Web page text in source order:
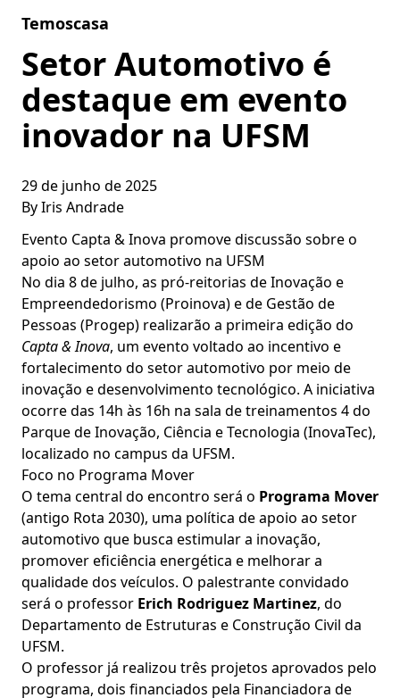
Temoscasa
Setor Automotivo é
destaque em evento
inovador na UFSM
29 de junho de 2025
ByIris Andrade
Evento Capta & Inova promove discussão sobre o
apoio ao setor automotivo na UFSM
No dia 8 de julho, as pró-reitorias de Inovação e
Empreendedorismo (Proinova) e de Gestão de
Pessoas (Progep) realizarão a primeira edição do
Capta & Inova, um evento voltado ao incentivo e
fortalecimento do setor automotivo por meio de
inovação e desenvolvimento tecnológico. A iniciativa
ocorre das 14h às 16h na sala de treinamentos 4 do
Parque de Inovação, Ciência e Tecnologia (InovaTec),
localizado no campus da UFSM.
Foco no Programa Mover
O tema central do encontro será o Programa Mover
(antigo Rota 2030), uma política de apoio ao setor
automotivo que busca estimular a inovação,
promover eficiência energética e melhorar a
qualidade dos veículos. O palestrante convidado
será o professor Erich Rodriguez Martinez, do
Departamento de Estruturas e Construção Civil da
UFSM.
O professor já realizou três projetos aprovados pelo
programa, dois financiados pela Financiadora de